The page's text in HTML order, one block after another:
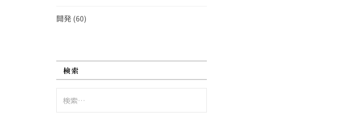
開発(60)
検索
索: